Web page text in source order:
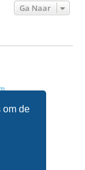
om de
Ga Naar